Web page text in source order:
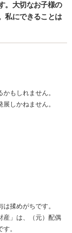
。大切なお子様の
私にできることは
もしれません。
しかねません。
揉めがちです。
産」は、（元）配偶
。